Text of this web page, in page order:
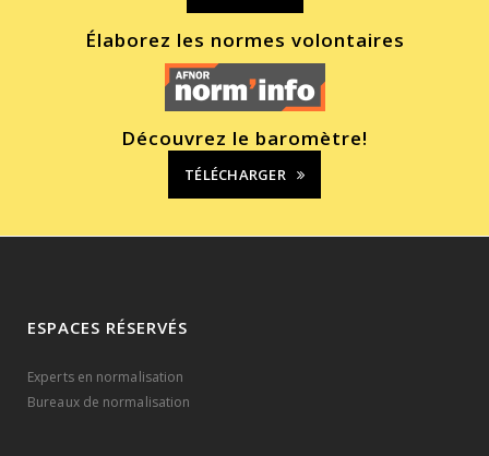
Élaborez les normes volontaires
Découvrez le baromètre!
TÉLÉCHARGER
ESPACES RÉSERVÉS
Experts en normalisation
Bureaux de normalisation